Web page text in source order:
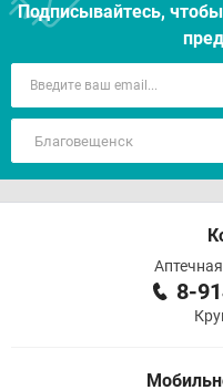
Подписывайтесь,
8-